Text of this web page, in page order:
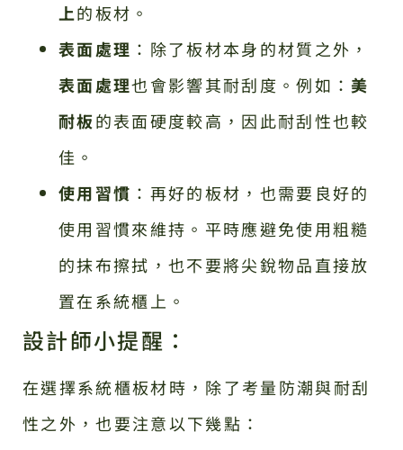
上的板材。
表面處理 ：除了板材本身的材質之外，
表面處理也會影響其耐刮度。例如：美
耐板的表面硬度較高，因此耐刮性也較
佳。
使用習慣 ：再好的板材，也需要良好的
使用習慣來維持。平時應避免使用粗糙
的抹布擦拭，也不要將尖銳物品直接放
置在系統櫃上。
設計師小提醒：
在選擇系統櫃板材時，除了考量防潮與耐刮
性之外，也要注意以下幾點：